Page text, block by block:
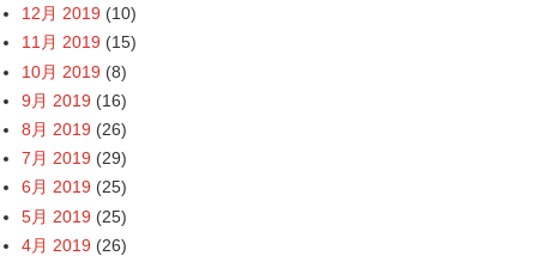
12月 2019 (10)
11月 2019 (15)
10月 2019 (8)
9月 2019 (16)
8月 2019 (26)
7月 2019 (29)
6月 2019 (25)
5月 2019 (25)
4月 2019 (26)